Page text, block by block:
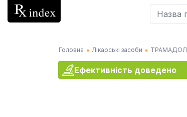
Головна Лікарські засоби ТРАМАДОЛ
Ефективність доведено